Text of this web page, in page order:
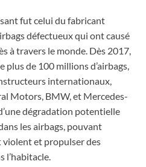
fut celui du fabricant
défectueux qui ont causé
à travers le monde. Dès 2017,
plus de 100 millions d’airbags,
internationaux,
Motors, BMW, et Mercedes-
dégradation potentielle
les airbags, pouvant
et propulser des
l’habitacle.